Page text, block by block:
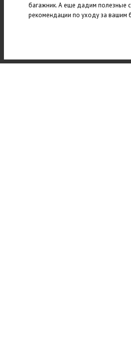
багажник. А еще дадим полезные
рекомендации по уходу за вашим